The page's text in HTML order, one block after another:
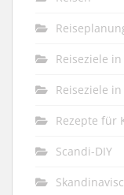
Reiseziele
Reiseziele
Rezepte für
Scandi-DIY